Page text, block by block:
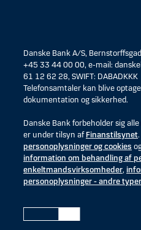
Danske Bank A/S,
+45 33 44 00 00, e-mail:
61 12 62 28, SWIFT: DABADKKK
Telefonsamtaler kan blive
dokumentation og sikkerhed.
Danske Bank forbeholder sig
er under tilsyn afFinanstilsynet
personoplysninger og cookies
information om behandling af
enkeltmandsvirksomheder,
personoplysninger - andre